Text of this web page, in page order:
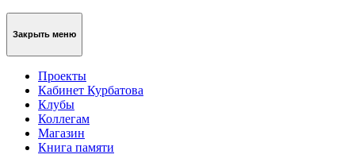
Закрыть меню
Проекты
Кабинет Курбатова
Клубы
Коллегам
Магазин
Книга памяти